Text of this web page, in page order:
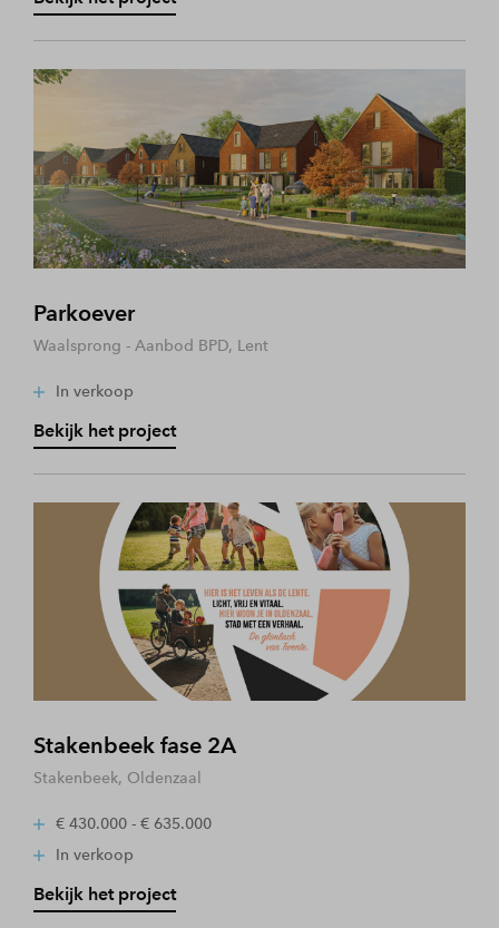
Parkoever
Waalsprong - Aanbod BPD, Lent
In verkoop
Bekijk het project
Stakenbeek fase 2A
Stakenbeek, Oldenzaal
€ 430.000 - € 635.000
In verkoop
Bekijk het project